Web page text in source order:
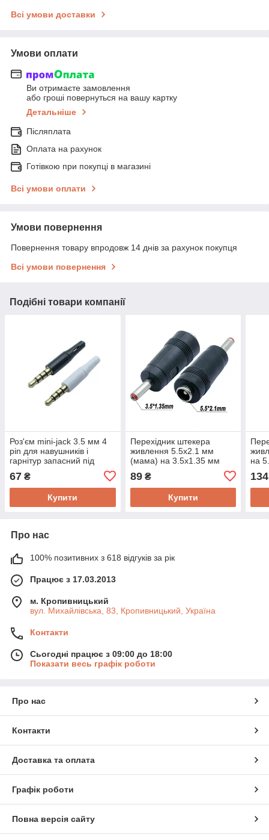
Всі умови доставки
Умови оплати
Ви отримаєте замовлення
або гроші повернуться на вашу картку
Детальніше
Післяплата
Оплата на рахунок
Готівкою при покупці в магазині
Всі умови оплати
Умови повернення
Повернення товару впродовж 14 днів за рахунок покупця
Всі умови повернення
Подібні товари компанії
Роз'єм mini-jack 3.5 мм 4
pin для навушників і
гарнітур запасний під
пайку Ningbo Kepo MJ 3.5
mm 4pin
67 ₴
Купити
Перехідник штекера
живлення 5.5х2.1 мм
(мама) на 3.5x1.35 мм
55210/35135
89₴
Купити
на
C/
134
Про нас
100% позитивних з 618 відгуків за рік
Працює з 17.03.2013
м. Кропивницький
вул. Михайлівська, 83, Кропивницький, Україна
Контакти
Сьогодні працює з 09:00 до 18:00
Показати весь графік роботи
Про нас
Контакти
Доставка та оплата
Графік роботи
Повна версія сайту